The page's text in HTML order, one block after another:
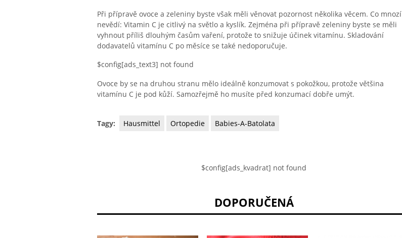
Při přípravě ovoce a zeleniny byste však měli věnovat pozornost několika věcem. Co mnozí
nevědí: Vitamin C je citlivý na světlo a kyslík. Zejména při přípravě zeleniny byste se měli
vyhnout příliš dlouhým časům vaření, protože to snižuje účinek vitamínu. Skladování
dodavatelů vitamínu C po měsíce se také nedoporučuje.
$config[ads_text3] not found
Ovoce by se na druhou stranu mělo ideálně konzumovat s pokožkou, protože většina
vitamínu C je pod kůží. Samozřejmě ho musíte před konzumací dobře umýt.
Tagy: Hausmittel Ortopedie Babies-A-Batolata
$config[ads_kvadrat] not found
DOPORUČENÁ